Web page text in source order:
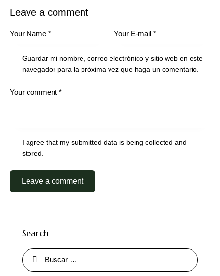
Leave a comment
Guardar mi nombre, correo electrónico y sitio web en este
navegador para la próxima vez que haga un comentario.
I agree that my submitted data is being collected and
stored.
Search